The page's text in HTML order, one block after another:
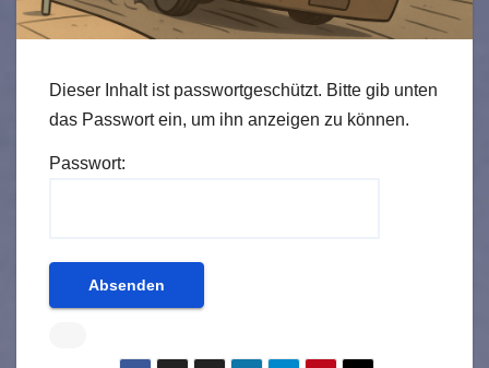
Dieser Inhalt ist passwortgeschützt. Bitte gib unten
das Passwort ein, um ihn anzeigen zu können.
Passwort: